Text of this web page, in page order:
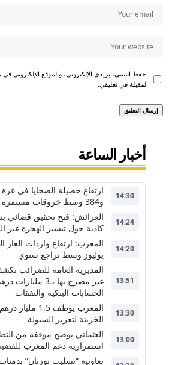
احفظ اسمي، بريدي الإلكتروني، والموقع الإلكتروني في
المقبلة في تعليقي.
أخبار الساعة
14:30
و384 وسط خروقات مستمرة للتهدئة
14:24
العرائش: فتح تحقيق قضائي
كاذبة حول تيسير الهجرة غير
14:20
المغرب: ارتفاع واردات الغاز
يوليوز وسط تراجع سنوي
13:51
المديرية العامة للضرائب
غير مصرح بها بـ3
الحسابات البنكية والنفقات
13:30
المغرب يوظف 1.5
الخزينة لتعزيز السيولة
13:00
العثماني يوضح موقفه من
استمرارية دعم المغرب
تعاونية “تسليت نورتان”